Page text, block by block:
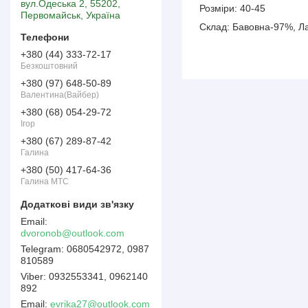
Розміри: 40-45
Склад: Бавовна-97%,
вул.Одеська 2, 55202,
Первомайськ, Україна
+380 (44) 333-72-17
Безкоштовний
+380 (97) 648-50-89
Валентина(Вайбер)
+380 (68) 054-29-72
Ігор
+380 (67) 289-87-42
Галина
+380 (50) 417-64-36
Галина МТС
dvoronob@outlook.com
0680542972, 0987
810589
0932553341, 0962140
892
Email evrika27@outlook.com